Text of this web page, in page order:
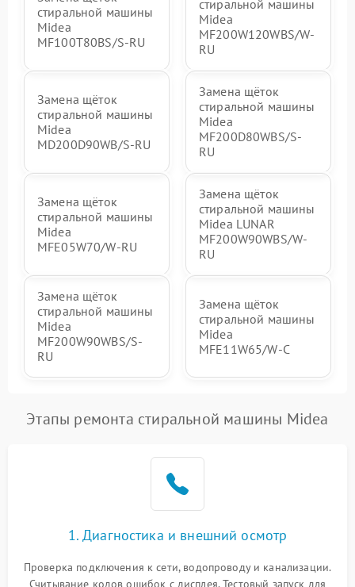
стиральной машины
Midea
MF100T80BS/S-RU
стиральной машины
Midea
MF200W120WBS/W-
RU
Замена щёток
стиральной машины
Midea
MD200D90WB/S-RU
Замена щёток
стиральной машины
Midea
MF200D80WBS/S-
RU
Замена щёток
стиральной машины
Midea
MFE05W70/W-RU
Замена щёток
стиральной машины
Midea LUNAR
MF200W90WBS/W-
RU
Замена щёток
стиральной машины
Midea
MF200W90WBS/S-
RU
Замена щёток
стиральной машины
Midea
MFE11W65/W-C
Этапы ремонта стиральной машины Midea
1. Диагностика и внешний осмотр
Проверка подключения к сети, водопроводу и канализации.
Считывание кодов ошибок с дисплея. Тестовый запуск для